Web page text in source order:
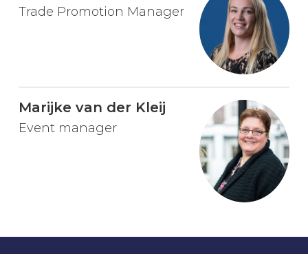
Trade Promotion Manager
Marijke van der Kleij
Event manager